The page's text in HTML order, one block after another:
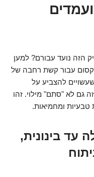
הזה נועד עבורם? למען
קסום עבור קשת רחבה של
להצביע על
גם לא "סתם" מילוי. זהו
טבעיות ומחמיאות.
עד בינונית,